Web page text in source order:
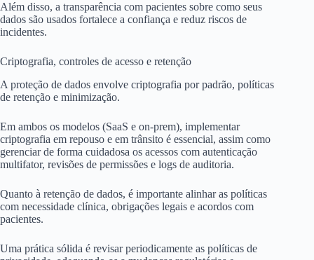
Além disso, a transparência com pacientes sobre como seus
dados são usados fortalece a confiança e reduz riscos de
incidentes.
Criptografia, controles de acesso e retenção
A proteção de dados envolve criptografia por padrão, políticas
de retenção e minimização.
Em ambos os modelos (SaaS e on-prem), implementar
criptografia em repouso e em trânsito é essencial, assim como
gerenciar de forma cuidadosa os acessos com autenticação
multifator, revisões de permissões e logs de auditoria.
Quanto à retenção de dados, é importante alinhar as políticas
com necessidade clínica, obrigações legais e acordos com
pacientes.
Uma prática sólida é revisar periodicamente as políticas de